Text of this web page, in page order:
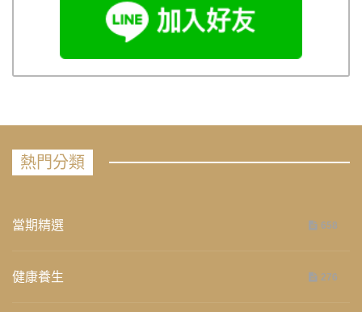
熱門分類
當期精選 658
健康養生 276